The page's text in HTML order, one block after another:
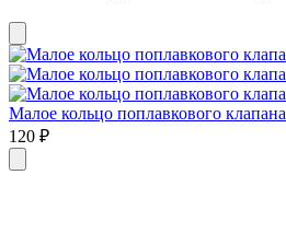
Малое кольцо поплавкового клапана
120 ₽